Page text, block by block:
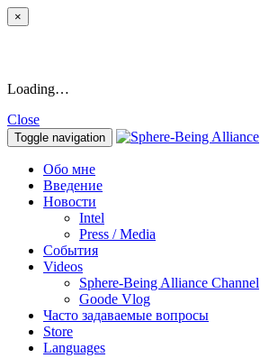
×
Loading…
Close
Toggle navigation
Обо мне
Введение
Новости
Intel
Press / Media
События
Videos
Sphere-Being Alliance Channel
Goode Vlog
Часто задаваемые вопросы
Store
Languages